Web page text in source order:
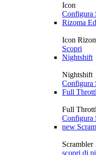
Icon
Configura
Rizoma
Icon
Scopri
Nightshift
Nightshift
Configura
Full
Full
Configura
new
Scrambler
scopri di